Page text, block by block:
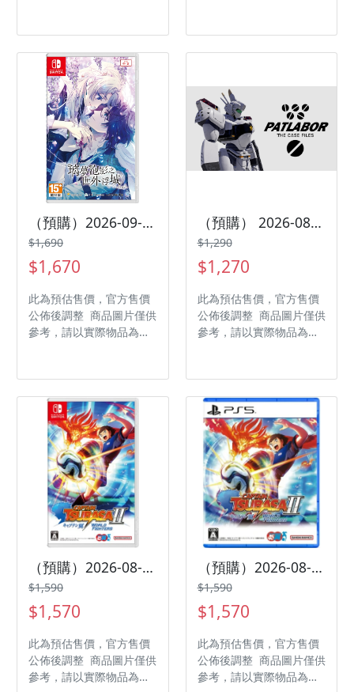
台：Nintendo Switch 2
遊戲類型：冒險 遊玩人
數： 1 人 作品分級：輔
15 級 製作廠商：
MAGES. 發行廠商：
MAGES. / Spike
Chunsoft Co., Ltd. 代理
廠商：傑士登
台：Nintendo Switch 遊
戲類型：冒險 遊玩人數：
製作廠商：MAGES. 發行
廠商：MAGES. / Spike
Chunsoft Co., Ltd. 代理
廠商：傑士登
（預購）2026-09-17 NS 璃夢泡影之世外浮城 -trail 命運羈絆 中文版
$1,690
$1,670
此為預估售價，官方售價
公佈後調整 商品圖片僅供
參考，請以實際物品為主
台：Nintendo Switch 遊
戲類型：冒險 遊玩人數：
1 人 作品分級：輔 15 級
製作廠商：LicoBiTs 發行
廠商：Game Source
Entertainment 代理廠
商：誠翼
（預購） 2026-08-31 PS5 機動警察 案件檔案 中文版
$1,290
$1,270
此為預估售價，官方售價
公佈後調整 商品圖片僅供
參考，請以實際物品為主
台：PlayStation 5 遊戲
類型：角色扮演 遊玩人
數： 1 人 作品分級：輔
15 級 製作廠商：Chime
Corporation 發行廠商：
GOOD SMILE COMPANY
代理廠商：傑士登
（預購）2026-08-27 NS 隊長小翼2 世界群星 中文版
$1,590
$1,570
此為預估售價，官方售價
公佈後調整 商品圖片僅供
參考，請以實際物品為主
（預購）2026-08-27 PS5 隊長小翼2 世界群星 中文版
$1,590
$1,570
此為預估售價，官方售價
公佈後調整 商品圖片僅供
參考，請以實際物品為主